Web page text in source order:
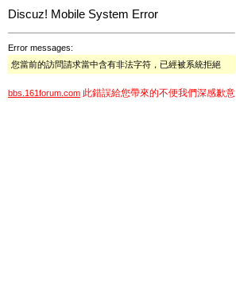
Discuz! Mobile System Error
Error messages:
您當前的訪問請求當中含有非法字符，已經被系統拒絕
bbs.161forum.com 此錯誤給您帶來的不便我們深感歉意